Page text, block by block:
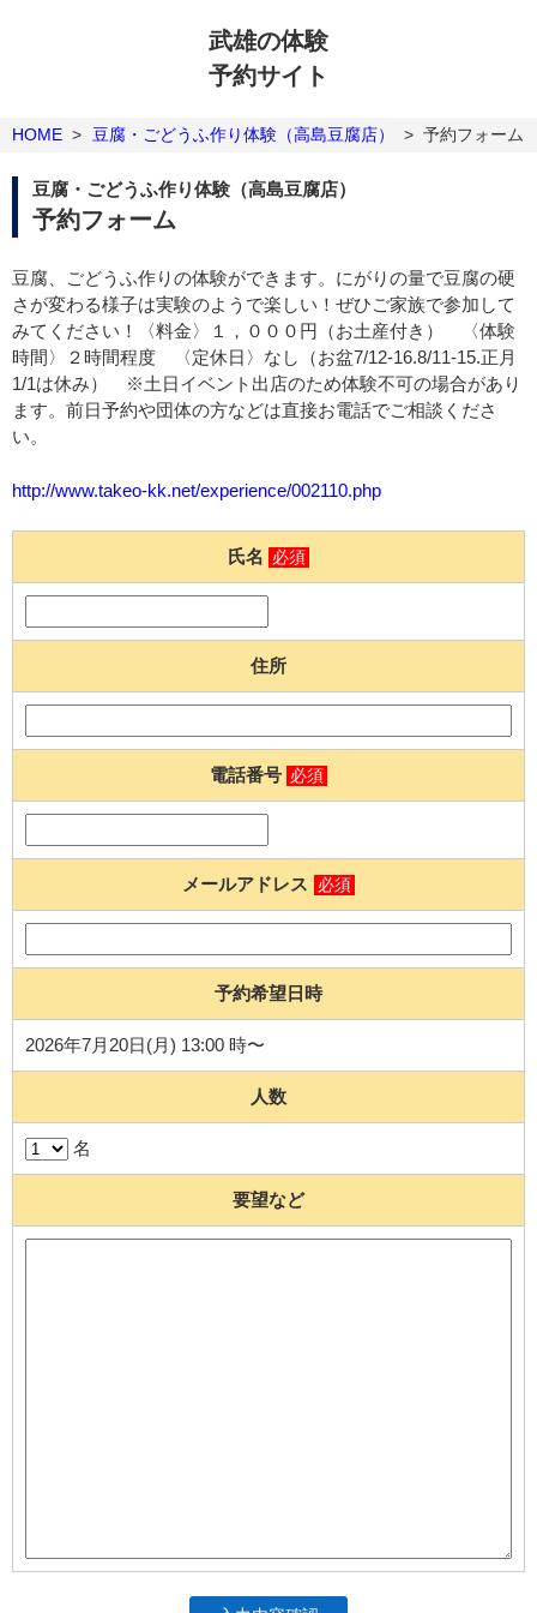
武雄の体験
予約サイト
HOME > 豆腐・ごどうふ作り体験（高島豆腐店） > 予約フォーム
豆腐・ごどうふ作り体験（高島豆腐店）
予約フォーム
豆腐、ごどうふ作りの体験ができます。にがりの量で豆腐の硬
さが変わる様子は実験のようで楽しい！ぜひご家族で参加して
みてください！〈料金〉１，０００円（お土産付き） 〈体験
時間〉２時間程度 〈定休日〉なし（お盆7/12-16.8/11-15.正月
1/1は休み） ※土日イベント出店のため体験不可の場合があり
ます。前日予約や団体の方などは直接お電話でご相談くださ
い。
http://www.takeo-kk.net/experience/002110.php
氏名 必須
住所
電話番号 必須
メールアドレス 必須
予約希望日時
2026年7月20日(月) 13:00 時〜
人数
名
要望など